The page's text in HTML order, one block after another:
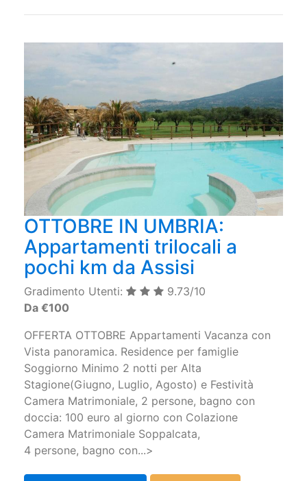
OTTOBRE IN UMBRIA:
Appartamenti trilocali a
pochi km da Assisi
Gradimento Utenti:
9.73/10
Da €100
OFFERTA OTTOBRE Appartamenti Vacanza con
Vista panoramica. Residence per famiglie
Soggiorno Minimo 2 notti per Alta
Stagione(Giugno, Luglio, Agosto) e Festività
Camera Matrimoniale, 2 persone, bagno con
doccia: 100 euro al giorno con Colazione
Camera Matrimoniale Soppalcata,
4 persone, bagno con...>